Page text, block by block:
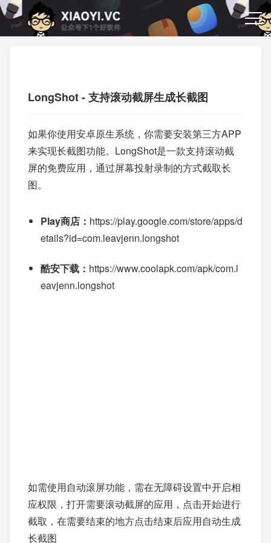
LongShot - 支持滚动截屏生成长截图
如果你使用安卓原生系统，你需要安装第三方APP
来实现长截图功能。LongShot是一款支持滚动截
屏的免费应用，通过屏幕投射录制的方式截取长
图。
Play商店： https://play.google.com/store/apps/d
etails?id=com.leavjenn.longshot
酷安下载： https://www.coolapk.com/apk/com.l
eavjenn.longshot
如需使用自动滚屏功能，需在无障碍设置中开启相
应权限，打开需要滚动截屏的应用，点击开始进行
截取，在需要结束的地方点击结束后应用自动生成
长截图